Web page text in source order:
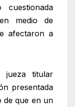
medio de
afectaron a
jueza titular
presentada
de que en un